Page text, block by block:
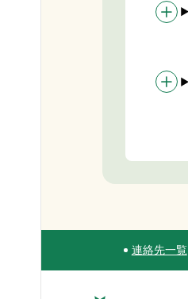
Site Navigation
連絡先一覧